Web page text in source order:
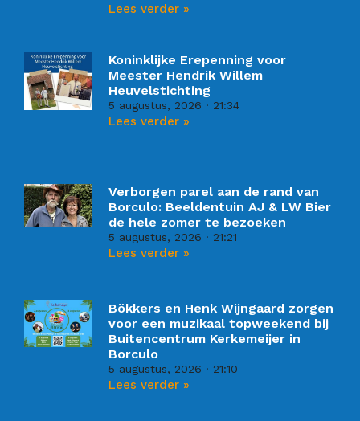
Lees verder »
Koninklijke Erepenning voor
Meester Hendrik Willem
Heuvelstichting
5 augustus, 2026 21:34
Lees verder »
Verborgen parel aan de rand van
Borculo: Beeldentuin AJ & LW Bier
de hele zomer te bezoeken
5 augustus, 2026 21:21
Lees verder »
Bökkers en Henk Wijngaard zorgen
voor een muzikaal topweekend bij
Buitencentrum Kerkemeijer in
Borculo
5 augustus, 2026 21:10
Lees verder »